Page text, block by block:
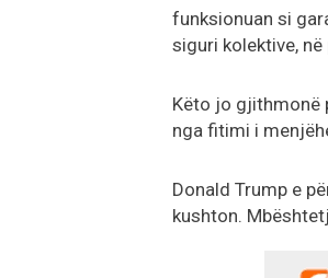
funksionuan si
siguri kolektive,
Këto jo gjithmonë
nga fitimi i
Donald Trump e
kushton.